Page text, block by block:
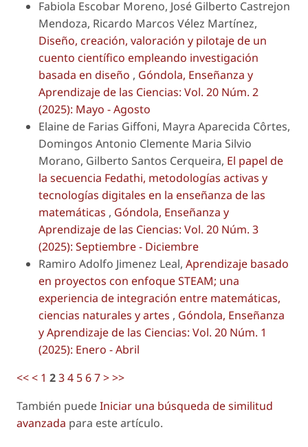
Fabiola Escobar Moreno, José Gilberto Castrejon
Mendoza, Ricardo Marcos Vélez Martínez,
Diseño, creación, valoración y pilotaje de un
cuento científico empleando investigación
basada en diseño , Góndola, Enseñanza y
Aprendizaje de las Ciencias: Vol. 20 Núm. 2
(2025): Mayo - Agosto
Elaine de Farias Giffoni, Mayra Aparecida Côrtes,
Domingos Antonio Clemente Maria Silvio
Morano, Gilberto Santos Cerqueira, El papel de
la secuencia Fedathi, metodologías activas y
tecnologías digitales en la enseñanza de las
matemáticas , Góndola, Enseñanza y
Aprendizaje de las Ciencias: Vol. 20 Núm. 3
(2025): Septiembre - Diciembre
Ramiro Adolfo Jimenez Leal, Aprendizaje basado
en proyectos con enfoque STEAM; una
experiencia de integración entre matemáticas,
ciencias naturales y artes , Góndola, Enseñanza
y Aprendizaje de las Ciencias: Vol. 20 Núm. 1
(2025): Enero - Abril
<<< 1 234 567>>>
También puedeIniciar una búsqueda de similitud
avanzada para este artículo.